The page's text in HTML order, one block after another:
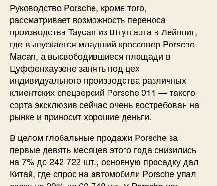
Руководство Porsche, кроме того,
рассматривает возможность переноса
производства Taycan из Штутгарта в Лейпциг,
где выпускается младший кроссовер Porsche
Macan, а высвободившиеся площади в
Цуффенхаузене занять под цех
индивидуального производства различных
клиентских спецверсий Porsche 911 — такого
сорта эксклюзив сейчас очень востребован на
рынке и приносит хорошие деньги.
В целом глобальные продажи Porsche за
первые девять месяцев этого года снизились
на 7% до 242 722 шт., основную просадку дал
Китай, где спрос на автомобили Porsche упал